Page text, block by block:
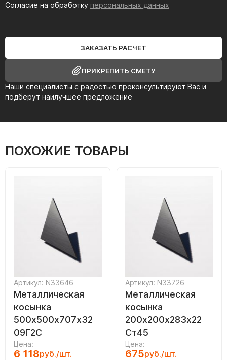
Наши специалисты с радостью проконсультируют Вас и
подберут наилучшее предложение
Согласие на обработку персональных данных
ЗАКАЗАТЬ РАСЧЕТ
ПРИКРЕПИТЬ СМЕТУ
ПОХОЖИЕ ТОВАРЫ
Артикул: N33646
Металлическая
косынка
500х500х707х32
09Г2С
Цена:
6 118руб./шт.
Артикул: N33726
Металлическая
косынка
200х200х283х22
Ст45
Цена:
675руб./шт.